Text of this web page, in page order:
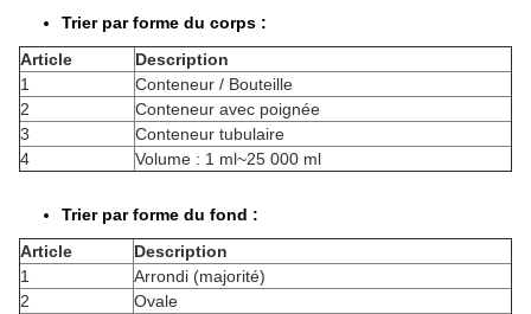
Trier par forme du corps :
Article
Description
1
Conteneur / Bouteille
2
Conteneur avec poignée
3
Conteneur tubulaire
4
Volume : 1 ml~25 000 ml
Trier par forme du fond :
Article
Description
1
Arrondi (majorité)
2
Ovale